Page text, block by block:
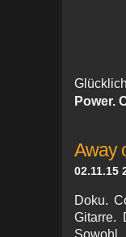
Power.
Away
02.11.15
Doku.
Gitarre.